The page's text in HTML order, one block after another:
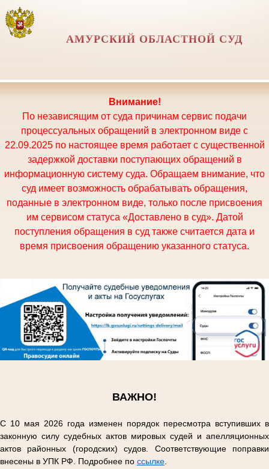
АМУРСКИЙ ОБЛАСТНОЙ СУД
Внимание!
По независящим от суда причинам сервис подачи
процессуальных обращений в электронном виде с
22.09.2025 по настоящее время работает с существенной
задержкой доставки поступающих обращений в
информационную систему суда. Обращаем внимание, что
суд имеет возможность обрабатывать обращения,
поданные в электронном виде, только после присвоения
им сервисом статуса «Доставлено в суд». Датой
поступления обращения в суд также считается дата и
время присвоения обращению указанного статуса.
ВАЖНО!
С 10 мая 2026 года изменен порядок пересмотра вступивших в
законную силу судебных актов мировых судей и апелляционных
актов районных (городских) судов. Соответствующие поправки
внесены в УПК РФ. Подробнее по ссылке